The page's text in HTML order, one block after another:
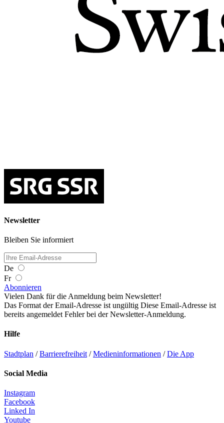
Newsletter
Bleiben Sie informiert
De
Fr
Abonnieren
Vielen Dank für die Anmeldung beim Newsletter!
Das Format der Email-Adresse ist ungültig Diese Email-Adresse ist
bereits angemeldet Fehler bei der Newsletter-Anmeldung.
Hilfe
Stadtplan /Barrierefreiheit /Medieninformationen /Die App
Social Media
Instagram
Facebook
Linked In
Youtube